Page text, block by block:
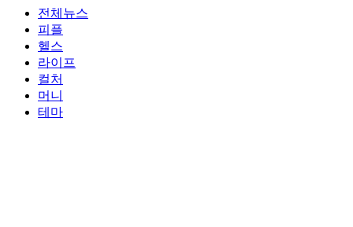
전체뉴스
피플
헬스
라이프
컬처
머니
테마